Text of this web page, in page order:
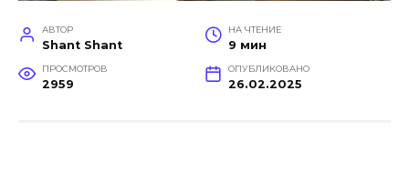
АВТОР
Shant Shant
НА ЧТЕНИЕ
9 мин
ПРОСМОТРОВ
2959
ОПУБЛИКОВАНО
26.02.2025